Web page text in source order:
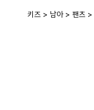
키즈 남아 팬츠